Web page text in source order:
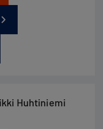
Huhtiniemi